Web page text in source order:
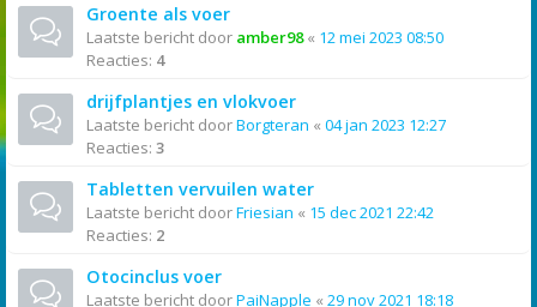
Groente als voer
Laatste bericht door amber98« 12 mei 2023 08:50
Reacties: 4
drijfplantjes en vlokvoer
Laatste bericht doorBorgteran « 04 jan 2023 12:27
Reacties: 3
Tabletten vervuilen water
Laatste bericht doorFriesian « 15 dec 2021 22:42
Reacties: 2
Otocinclus voer
Laatste bericht doorPaiNapple « 29 nov 2021 18:18